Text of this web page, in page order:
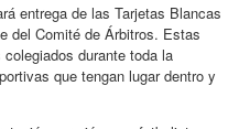
entrega de las Tarjetas Blancas
del Comité de Árbitros. Estas
durante toda la
que tengan lugar dentro y